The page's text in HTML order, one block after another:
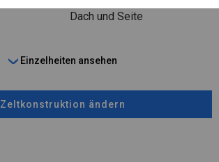
Dach und Seite
Einzelheiten ansehen
Zeltkonstruktion ändern